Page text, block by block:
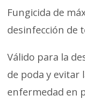
Fungicida de
desinfección de
Válido para la
de poda y evitar
enfermedad en